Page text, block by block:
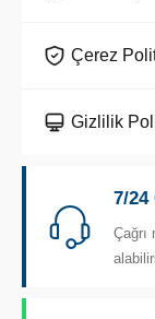
Çerez
Gizlilik
7/24